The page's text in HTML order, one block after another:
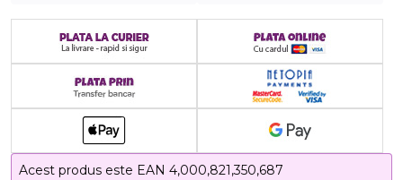
Acest produs este EAN 4,000,821,350,687